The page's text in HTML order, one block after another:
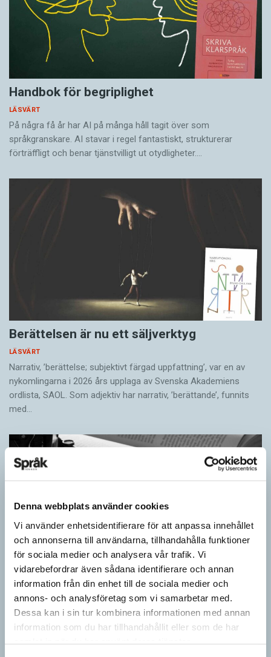
Denna webbplats använder cookies
Vi använder enhetsidentifierare för att anpassa innehållet
och annonserna till användarna, tillhandahålla funktioner
för sociala medier och analysera vår trafik. Vi
vidarebefordrar även sådana identifierare och annan
information från din enhet till de sociala medier och
annons- och analysföretag som vi samarbetar med.
Dessa kan i sin tur kombinera informationen med annan
information som du har tillhandahållit eller som de har
samlat in när du har använt deras tjänster.
Handbok för begriplighet
LÄSVÄRT
På några få år har AI på många håll tagit över som
språkgranskare. AI stavar i regel fantastiskt, strukturerar
förträffligt och benar tjänstvilligt ut otydligheter.…
Berättelsen är nu ett säljverktyg
LÄSVÄRT
Narrativ, ’berättelse; subjektivt färgad uppfattning’, var en av
nykomlingarna i 2026 års upplaga av Svenska Akademiens
ordlista, SAOL. Som adjektiv har narrativ, ’berättande’, funnits
med…
Egna tankar om andras skrivande
LÄSVÄRT
I boken Om skrivande slår psykoanalytikern Per Magnus